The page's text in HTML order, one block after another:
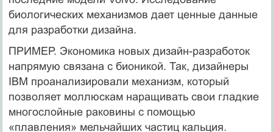
биологических механизмов дает ценные данные
для разработки дизайна.
ПРИМЕР. Экономика новых дизайн-разработок
напрямую связана с бионикой. Так, дизайнеры
IBM проанализировали механизм, который
позволяет моллюскам наращивать свои гладкие
многослойные раковины с помощью
«плавления» мельчайших частиц кальция.